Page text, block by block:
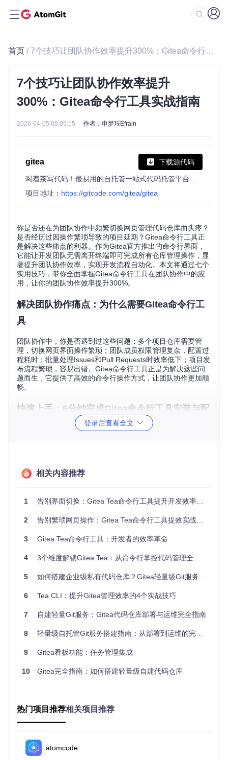
首页 / 7个技巧让团队协作效率提升300%：Gitea命令行工具实战指南
7个技巧让团队协作效率提升
300%：Gitea命令行工具实战指南
2026-04-05 09:05:15 作者：申梦珏Efrain
gitea 下载源代码
项目地址： https://gitcode.com/gitea/gitea
你是否还在为团队协作中频繁切换网页管理代码仓库而头疼？
是否经历过因操作繁琐导致的项目延期？Gitea命令行工具正
是解决这些痛点的利器。作为Gitea官方推出的命令行界面，
它能让开发团队无需离开终端即可完成所有仓库管理操作，显
著提升团队协作效率，实现开发流程自动化。本文将通过七个
实用技巧，带你全面掌握Gitea命令行工具在团队协作中的应
用，让你的团队协作效率提升300%。
解决团队协作痛点：为什么需要Gitea命令行工
具
团队协作中，你是否遇到过这些问题：多个项目仓库需要管
理，切换网页界面操作繁琐；团队成员权限管理复杂，配置过
程耗时；批量处理Issues和Pull Requests时效率低下；项目发
布流程繁琐，容易出错。Gitea命令行工具正是为解决这些问
题而生，它提供了高效的命令行操作方式，让团队协作更加顺
畅。
快速上手：5分钟完成Gitea命令行工具安装与配
种常见的安装方式：
brew install tea
# Linux使用Homebrew安装
scoop install tea
# 从源码编译安装
安装完成后，通过以下命令验证安装是否成功：
执行后，你将看到类似以下的输出，表明安装成功：
团队往往需要同时管理多个Gitea实例，如何在5分钟内完成多
实例配置？Gitea命令行工具提供了便捷的多实例管理功能：
# 添加公司Gitea实例
tea login add --name=company --url=https://
登录后查看全文
相关内容推荐
1 告别界面切换：Gitea Tea命令行工具提升开发效率实战指南
2 告别繁琐网页操作：Gitea Tea命令行工具提效实战指南
3 Gitea Tea命令行工具：开发者的效率革命
4 3个维度解锁Gitea Tea：从命令行掌控代码管理全流程
5 如何搭建企业级私有代码仓库？Gitea轻量级Git服务从零部署指南
6 Tea CLI：提升Gitea管理效率的4个实战技巧
7 自建轻量Git服务：Gitea代码仓库部署与运维完全指南
8 轻量级自托管Git服务搭建指南：从部署到运维的完整实践
9 Gitea看板功能：任务管理集成
10 Gitea完全指南：如何搭建轻量级自建代码仓库
热门项目推荐相关项目推荐
atomcode